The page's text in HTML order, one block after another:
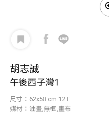
胡志誠
午後西子灣1
尺寸：62x50 cm 12 F
媒材：油畫,無框,畫布